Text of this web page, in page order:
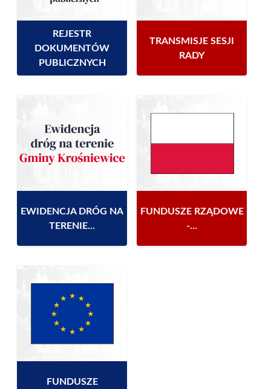
REJESTR
DOKUMENTÓW
PUBLICZNYCH
TRANSMISJE SESJI
RADY
EWIDENCJA DRÓG NA
TERENIE...
FUNDUSZE RZĄDOWE
-...
FUNDUSZE